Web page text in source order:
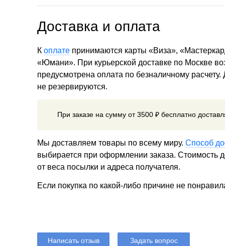
Доставка и оплата
К оплате принимаются карты «Виза»,
«Юмани». При курьерской доставке по Москве
предусмотрена оплата по безналичному
не резервируются.
При заказе на сумму от 3500 ₽ бесплатно
Мы доставляем товары по всему миру. Способ
выбирается при оформлении заказа. Стоимость
от веса посылки и адреса получателя.
Если покупка по какой-либо причине не
Написать отзыв Задать вопрос